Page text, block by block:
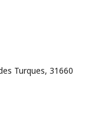
Turques, 31660